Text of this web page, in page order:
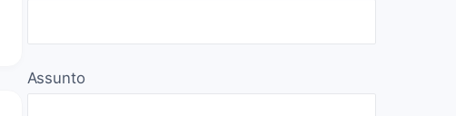
Assunto